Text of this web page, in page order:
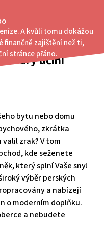
A kvůli tomu dokážou
finančně zajištění než ti,
stránce přáno.Vašeho
učiní
bytu nebo domu
zkrátka
valil zrak? V tom
kde seženete
který splní Vaše sny!
výběr perských
a nabízejí
o moderním doplňku.
a nebudete